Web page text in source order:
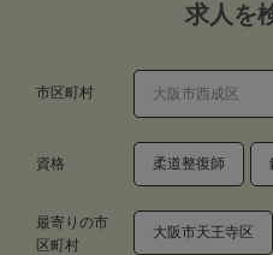
求人を
市区町村
資格 柔道整復師
最寄りの市
区町村
大阪市天王寺区